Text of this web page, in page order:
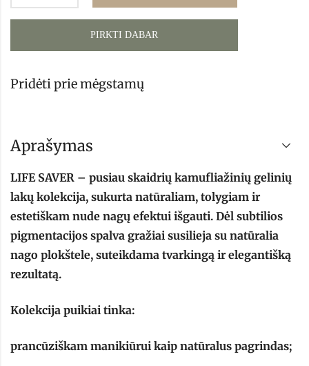
PIRKTI DABAR
Pridėti prie mėgstamų
Aprašymas
LIFE SAVER – pusiau skaidrių kamufliažinių gelinių
lakų kolekcija, sukurta natūraliam, tolygiam ir
estetiškam nude nagų efektui išgauti. Dėl subtilios
pigmentacijos spalva gražiai susilieja su natūralia
nago plokštele, suteikdama tvarkingą ir elegantišką
rezultatą.
Kolekcija puikiai tinka:
prancūziškam manikiūrui kaip natūralus pagrindas;